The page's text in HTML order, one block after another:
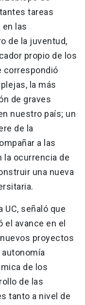
tareas
las
de la juventud,
propio de los
correspondió
la más
de graves
nuestro país; un
de la
a las
la ocurrencia de
una nueva
UC, señaló que
avance en el
proyectos
de los
de las
tanto a nivel de